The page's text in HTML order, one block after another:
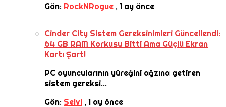
Gön: RockNRogue ,1 ay önce
Cinder City Sistem Gereksinimleri Güncellendi:
64 GB RAM Korkusu Bitti Ama Güçlü Ekran
Kartı Şart!
PC oyuncularının yüreğini ağzına getiren
sistem gereksi...
Gön: Selvi ,1 ay önce